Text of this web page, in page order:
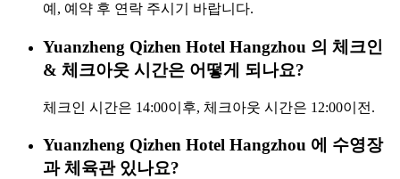
예, 예약 후 연락 주시기 바랍니다.
Yuanzheng Qizhen Hotel Hangzhou 의 체크인
& 체크아웃 시간은 어떻게 되나요?
체크인 시간은 14:00이후, 체크아웃 시간은 12:00이전.
Yuanzheng Qizhen Hotel Hangzhou 에 수영장
과 체육관 있나요?